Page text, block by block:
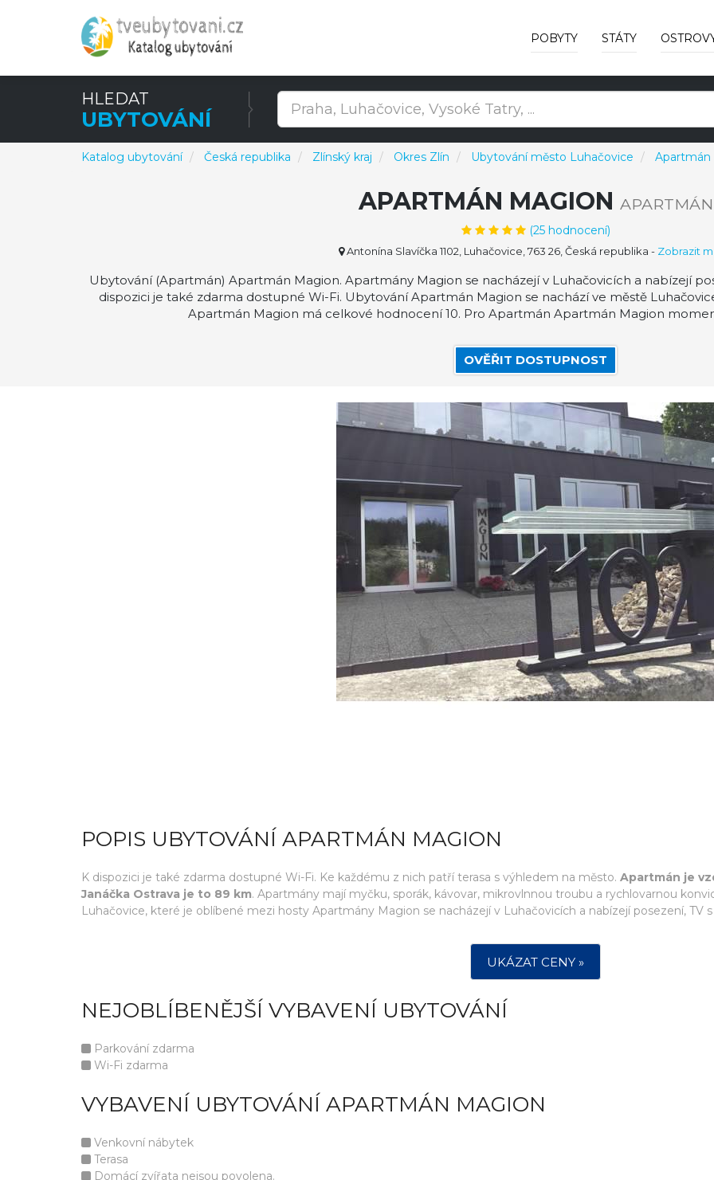
POBYTY STÁTY
HLEDAT
UBYTOVÁNÍ
Katalog ubytování Česká republika Zlínský kraj Okres Zlín Ubytování město Luhačovice Apartmán
APARTMÁN MAGION APARTMÁN
(25hodnocení)
Antonína Slavíčka 1102, Luhačovice, 763 26, Česká republika - Zobrazit
Ubytování (Apartmán) Apartmán Magion. Apartmány Magion se nacházejí v Luhačovicích a nabízejí
dispozici je také zdarma dostupné Wi-Fi. Ubytování Apartmán Magion se nachází ve městě
Apartmán Magion má celkové hodnocení 10. Pro Apartmán Apartmán Magion
OVĚŘIT DOSTUPNOST
POPIS UBYTOVÁNÍ APARTMÁN MAGION
K dispozici je také zdarma dostupné Wi-Fi. Ke každému z nich patří terasa s výhledem na město. Apartmán je
Janáčka Ostrava je to 89 km. Apartmány mají myčku, sporák, kávovar, mikrovlnnou troubu a rychlovarnou
Luhačovice, které je oblíbené mezi hosty Apartmány Magion se nacházejí v Luhačovicích a nabízejí posezení, TV
UKÁZAT CENY »
NEJOBLÍBENĚJŠÍ VYBAVENÍ UBYTOVÁNÍ
Parkování zdarma
Wi-Fi zdarma
VYBAVENÍ UBYTOVÁNÍ APARTMÁN MAGION
Venkovní nábytek
Terasa
Domácí zvířata nejsou povolena.